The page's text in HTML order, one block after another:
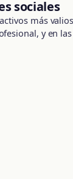
sociales
más
y en